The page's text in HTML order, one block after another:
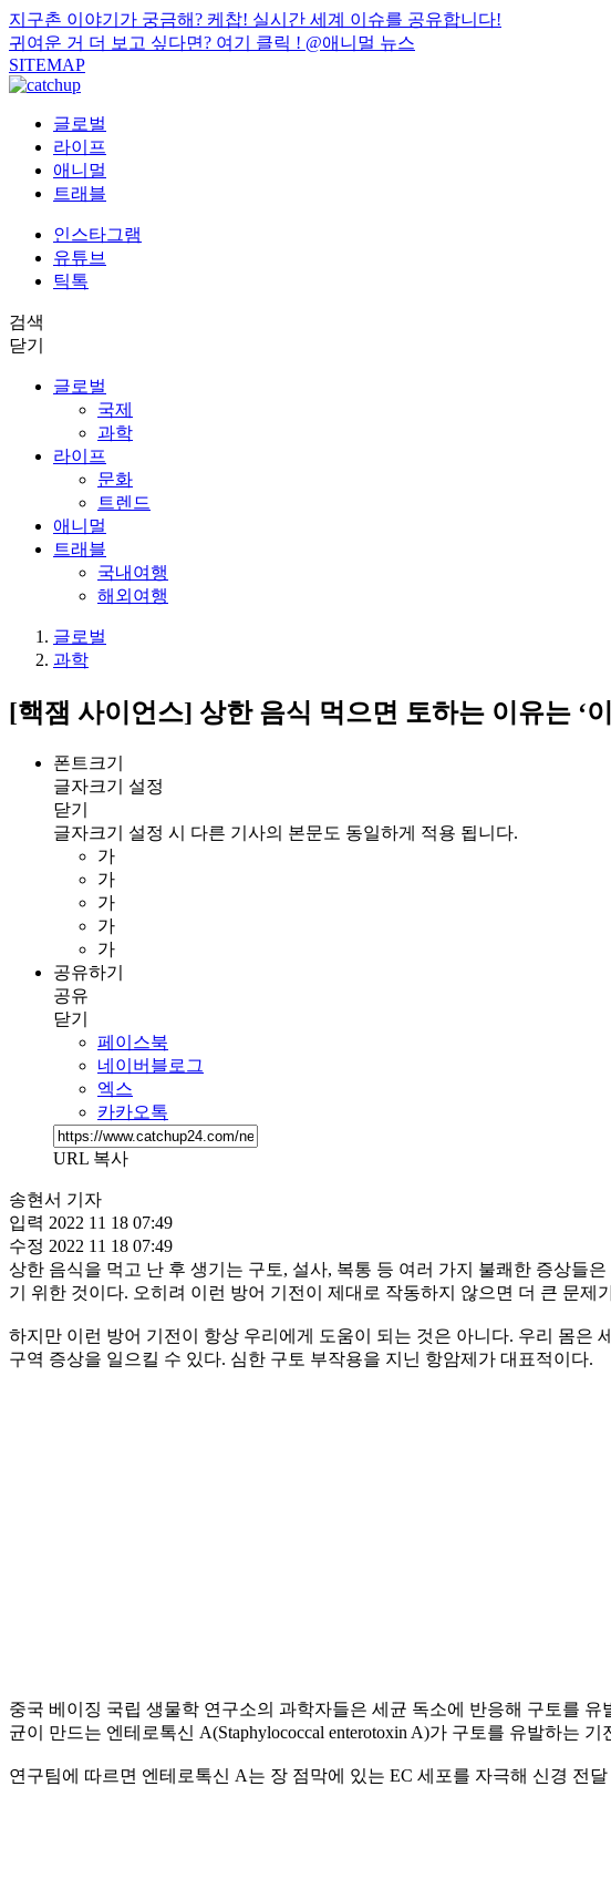
지구촌 이야기가 궁금해? 케찹! 실시간 세계 이슈를 공유합니다!
귀여운 거 더 보고 싶다면? 여기 클릭 ! @애니멀 뉴스
SITEMAP
글로벌
라이프
애니멀
트래블
인스타그램
유튜브
틱톡
검색
닫기
글로벌
국제
과학
라이프
문화
트렌드
애니멀
트래블
국내여행
해외여행
글로벌
과학
[핵잼 사이언스] 상한 음식 먹으면 토하는 이유는 ‘
폰트크기
글자크기 설정
닫기
글자크기 설정 시 다른 기사의 본문도 동일하게 적용 됩니다.
가
가
가
가
가
공유하기
공유
닫기
페이스북
네이버블로그
엑스
카카오톡
URL 복사
송현서 기자
입력 2022 11 18 07:49
수정 2022 11 18 07:49
상한 음식을 먹고 난 후 생기는 구토, 설사, 복통 등 여러 가지 불쾌한 증상들
기 위한 것이다. 오히려 이런 방어 기전이 제대로 작동하지 않으면 더 큰 문제
하지만 이런 방어 기전이 항상 우리에게 도움이 되는 것은 아니다. 우리 몸은
구역 증상을 일으킬 수 있다. 심한 구토 부작용을 지닌 항암제가 대표적이다.
중국 베이징 국립 생물학 연구소의 과학자들은 세균 독소에 반응해 구토를
균이 만드는 엔테로톡신 A(Staphylococcal enterotoxin A)가 구토를 유발하는 기
연구팀에 따르면 엔테로톡신 A는 장 점막에 있는 EC 세포를 자극해 신경 전